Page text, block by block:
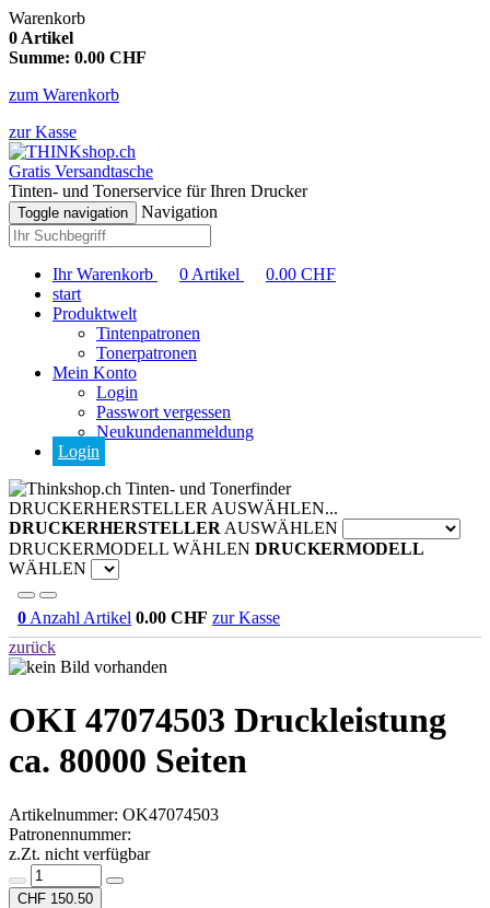
Warenkorb
0 Artikel
Summe: 0.00 CHF
zum Warenkorb
zur Kasse
Gratis Versandtasche
Tinten- und Tonerservice für Ihren Drucker
Toggle navigation Navigation
Ihr Warenkorb 0 Artikel 0.00 CHF
start
Produktwelt
Tintenpatronen
Tonerpatronen
Mein Konto
Login
Passwort vergessen
Neukundenanmeldung
Login
Tinten- und Tonerfinder
DRUCKERHERSTELLER AUSWÄHLEN...
DRUCKERHERSTELLER AUSWÄHLEN
DRUCKERMODELL WÄHLEN DRUCKERMODELL
WÄHLEN
0 Anzahl Artikel 0.00 CHF zur Kasse
zurück
OKI 47074503 Druckleistung
ca. 80000 Seiten
Artikelnummer: OK47074503
Patronennummer:
z.Zt. nicht verfügbar
CHF 150.50